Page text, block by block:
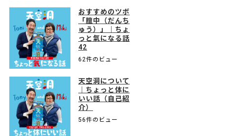
おすすめのツボ
「膻中（だんち
ゅう）」｜ちょ
っと氣になる話
42
62件のビュー
天空洞について
｜ちょっと体に
いい話（自己紹
介）
56件のビュー